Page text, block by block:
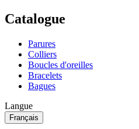
Catalogue
Parures
Colliers
Boucles d'oreilles
Bracelets
Bagues
Langue
Français